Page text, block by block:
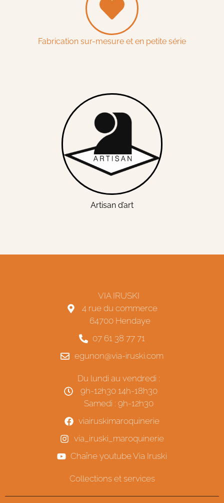
Fabrication sur-mesure et en petite série
Artisan d’art
VIA IRUSKI
4 rue du commerce
64700 Hendaye
07 61 38 77 71
egunon@via-iruski.com
Du lundi au vendredi :
9h-12h30 14h-18h30
Samedi : 9h-12h30
viairuskimaroquinerie
via_iruski_maroquinerie
Chaîne youtube Via Iruski
Collections et services